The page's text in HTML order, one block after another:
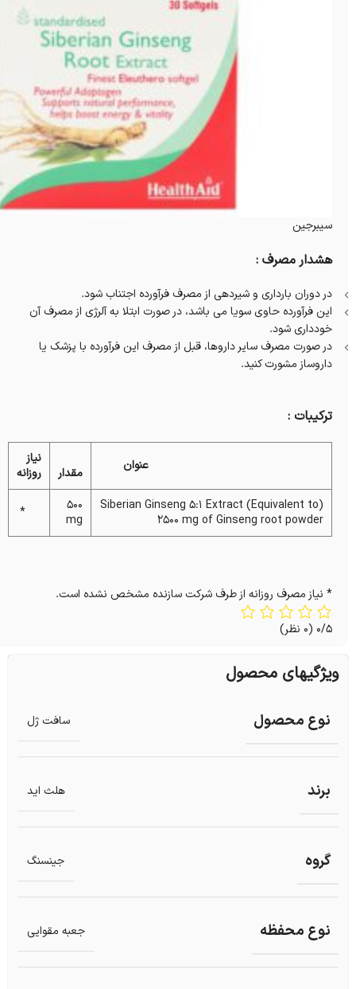
سیبرجین
هشدار مصرف :
در دوران بارداری و شیردهی از مصرف فرآورده اجتناب شود.
این فرآورده حاوی سویا می باشد، در صورت ابتلا به آلرژی از مصرف آن
خودداری شود.
در صورت مصرف سایر داروها، قبل از مصرف این فرآورده با پزشک یا
داروساز مشورت کنید.
ترکیبات :
عنوان مقدار
نیاز
روزانه
(Siberian Ginseng 5:1 Extract (Equivalent to
2500 mg of Ginseng root powder
500
mg
*
* نیاز مصرف روزانه از طرف شرکت سازنده مشخص نشده است.
0/5 (0 نظر)
ویژگیهای محصول
نوع محصول سافت ژل
برند هلث اید
گروه جینسنگ
نوع محفظه جعبه مقوایی